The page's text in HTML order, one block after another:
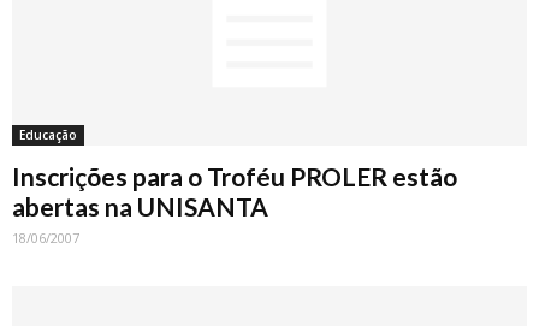
Educação
Inscrições para o Troféu PROLER estão
abertas na UNISANTA
18/06/2007